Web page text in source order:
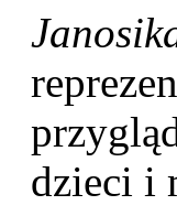
dzieci i